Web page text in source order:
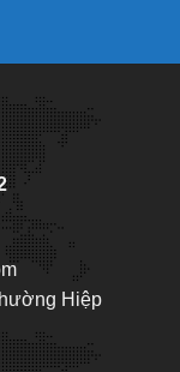
Hiệp